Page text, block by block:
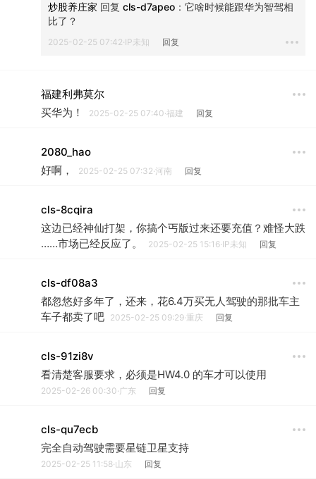
炒股养庄家 回复 cls-d7apeo ： 它啥时候能跟华为智驾相
比了？
2025-02-25 07:42·IP未知 回复
福建利弗莫尔
买华为！
2025-02-25 07:40·福建 回复
2080_hao
好啊，
2025-02-25 07:32·河南 回复
cls-8cqira
这边已经神仙打架，你搞个丐版过来还要充值？难怪大跌
……市场已经反应了。
2025-02-25 15:16·IP未知 回复
cls-df08a3
都忽悠好多年了，还来，花6.4万买无人驾驶的那批车主
车子都卖了吧 2025-02-25 09:29·重庆 回复
cls-91zi8v
看清楚客服要求，必须是HW4.0 的车才可以使用
2025-02-26 00:30·广东 回复
cls-qu7ecb
完全自动驾驶需要星链卫星支持
2025-02-25 11:58·山东 回复